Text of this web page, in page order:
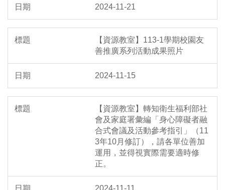
2024-11-21
【資源教室】113-1學期校園友
善推廣系列活動成果照片
2024-11-15
【資源教室】轉知衛生福利部社
會及家庭署彙編「身心障礙者融
合式會議及活動參考指引」（11
3年10月修訂），請各單位善加
運用，並得視實際需要適時修
正。
2024-11-11